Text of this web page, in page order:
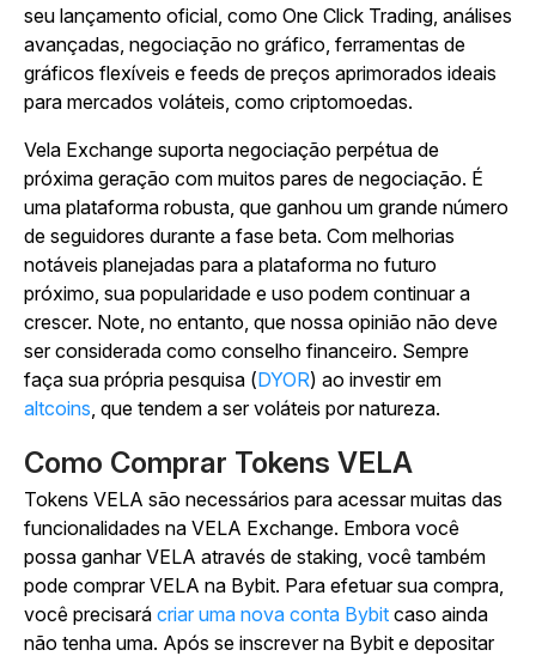
seu lançamento oficial, como One Click Trading, análises
avançadas, negociação no gráfico, ferramentas de
gráficos flexíveis e feeds de preços aprimorados ideais
para mercados voláteis, como criptomoedas.
Vela Exchange suporta negociação perpétua de
próxima geração com muitos pares de negociação. É
uma plataforma robusta, que ganhou um grande número
de seguidores durante a fase beta. Com melhorias
notáveis planejadas para a plataforma no futuro
próximo, sua popularidade e uso podem continuar a
crescer. Note, no entanto, que nossa opinião não deve
ser considerada como conselho financeiro. Sempre
faça sua própria pesquisa (DYOR) ao investir em
altcoins, que tendem a ser voláteis por natureza.
Como Comprar Tokens VELA
Tokens VELA são necessários para acessar muitas das
funcionalidades na VELA Exchange. Embora você
possa ganhar VELA através de staking, você também
pode comprar VELA na Bybit. Para efetuar sua compra,
você precisará criar uma nova conta Bybit caso ainda
não tenha uma. Após se inscrever na Bybit e depositar